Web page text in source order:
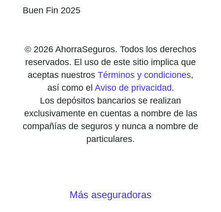
Buen Fin 2025
© 2026 AhorraSeguros. Todos los derechos
reservados. El uso de este sitio implica que
aceptas nuestros Términos y condiciones,
así como el Aviso de privacidad.
Los depósitos bancarios se realizan
exclusivamente en cuentas a nombre de las
compañías de seguros y nunca a nombre de
particulares.
Más aseguradoras